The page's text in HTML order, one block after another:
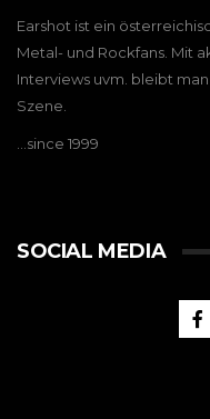
Earshot ist ein
Metal- und Rockfans. Mit
Interviews uvm. bleibt
Szene.
…since 1999
SOCIAL MEDIA